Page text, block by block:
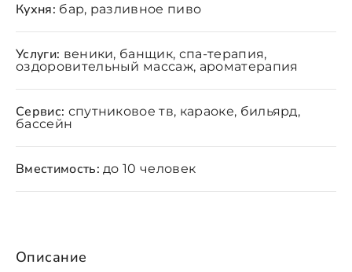
Описание
Кухня: бар, разливное пиво
Услуги: веники, банщик, спа-терапия,
оздоровительный массаж, ароматерапия
Сервис: спутниковое тв, караоке, бильярд,
бассейн
Вместимость: до 10 человек